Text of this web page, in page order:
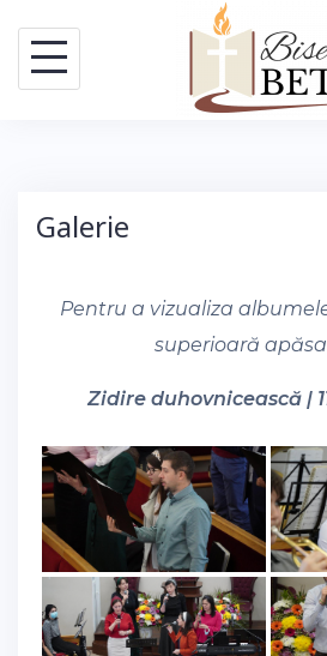
content
Galerie
Pentru a vizualiza
superioară
Zidire duhovnicească |